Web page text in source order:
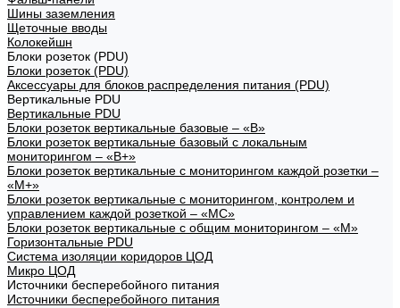
Шины заземления
Щеточные вводы
Колокейшн
Блоки розеток (PDU)
Блоки розеток (PDU)
Аксессуары для блоков распределения питания (PDU)
Вертикальные PDU
Вертикальные PDU
Блоки розеток вертикальные базовые – «В»
Блоки розеток вертикальные базовый с локальным
мониторингом – «В+»
Блоки розеток вертикальные с мониторингом каждой розетки –
«М+»
Блоки розеток вертикальные с мониторингом, контролем и
управлением каждой розеткой – «МС»
Блоки розеток вертикальные с общим мониторингом – «М»
Горизонтальные PDU
Система изоляции коридоров ЦОД
Микро ЦОД
Источники бесперебойного питания
Источники бесперебойного питания